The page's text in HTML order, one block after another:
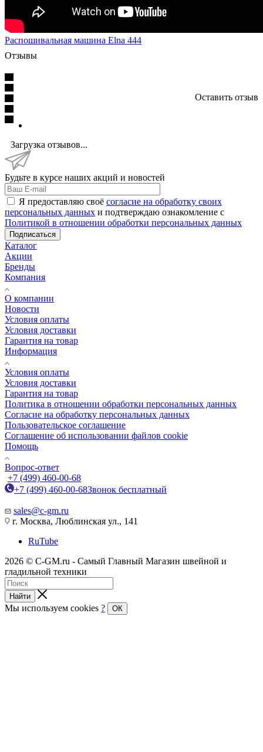
Распошивальная машина Elna 444
Отзывы
Оставить отзыв
Загрузка отзывов...
Будьте в курсе наших акций и новостей
Я предоставляю своё согласие на обработку своих
персональных данных и подтверждаю ознакомление с
Политикой в отношении обработки персональных данных
Подписаться
Каталог
Акции
Бренды
Компания
О компании
Новости
Условия оплаты
Условия доставки
Гарантия на товар
Информация
Условия оплаты
Условия доставки
Гарантия на товар
Политика в отношении обработки персональных данных
Cогласие на обработку персональных данных
Пользовательское соглашение
Cоглашение об использовании файлов cookie
Помощь
Вопрос-ответ
+7 (499) 460-00-68
+7 (499) 460-00-68Звонок бесплатный
sales@c-gm.ru
г. Москва, Люблинская ул., 141
RuTube
2026 © C-GM.ru - Самый Главный Магазин швейной и
гладильной техники
Найти
Мы используем cookies ? ОК